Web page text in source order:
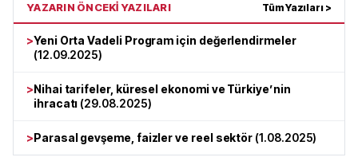
YAZARIN ÖNCEKİ YAZILARI Tüm Yazıları >
>Yeni Orta Vadeli Program için değerlendirmeler
(12.09.2025)
>Nihai tarifeler, küresel ekonomi ve Türkiye’nin
ihracatı (29.08.2025)
>Parasal gevşeme, faizler ve reel sektör (1.08.2025)